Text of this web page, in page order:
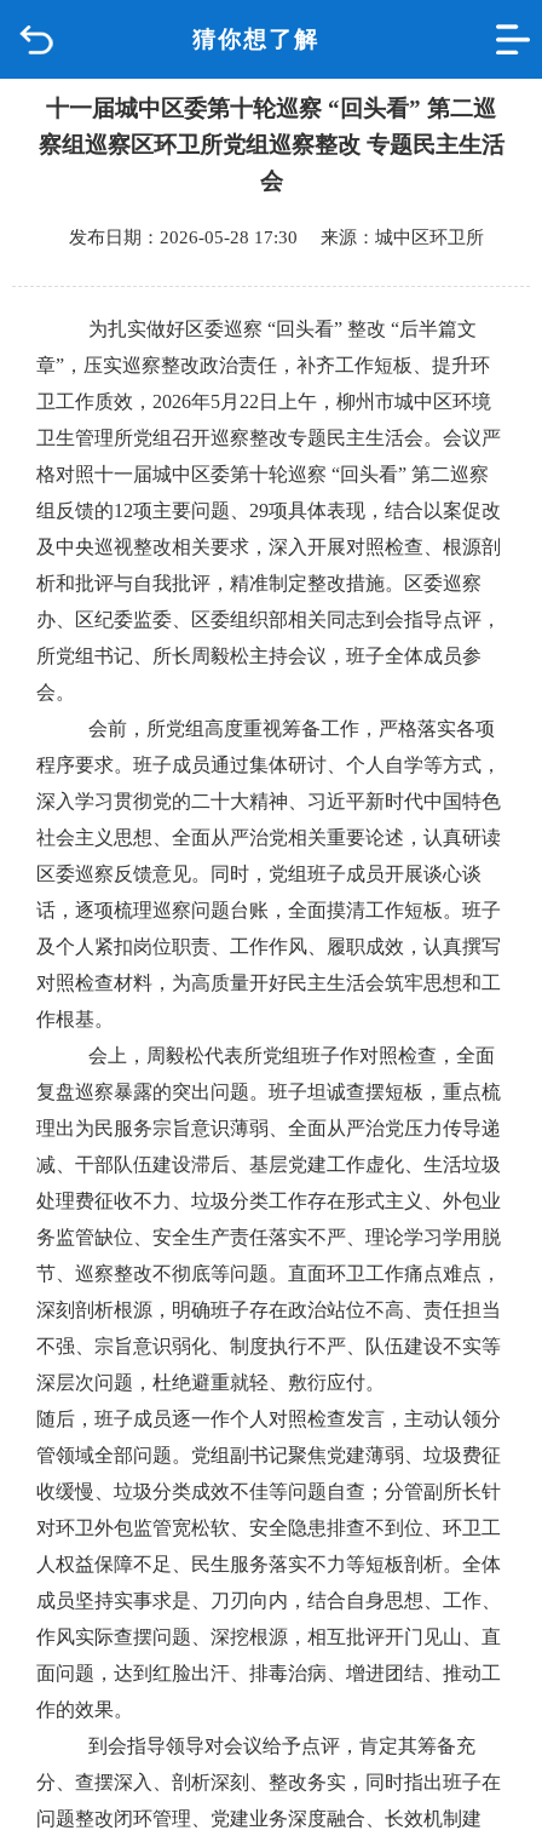
猜你想了解
品质城中
政府信息公开
互动回应
数据专题
十一届城中区委第十轮巡察 “回头看” 第二巡
察组巡察区环卫所党组巡察整改 专题民主生活
会
发布日期：2026-05-28 17:30 来源：城中区环卫所
为扎实做好区委巡察 “回头看” 整改 “后半篇文
章” ，压实巡察整改政治责任，补齐工作短板、提升环
卫工作质效， 2026年5月 22 日上午，柳州市城中区环境
卫生管理所党组召开巡察整改专题民主生活会。会议严
格对照十一届城中区委第十轮巡察 “回头看” 第二巡察
组反馈的12项主要问题、 29项具体表现，结合以案促改
及中央巡视整改相关要求，深入开展对照检查、根源剖
析和批评与自我批评，精准制定整改措施。区委巡察
办、区纪委监委、区委组织部相关同志到会指导点评，
所党组书记、所长周毅松主持会议，班子全体成员参
会。
会前，所党组高度重视筹备工作，严格落实各项
程序要求。班子成员通过集体研讨、个人自学等方式，
深入学习贯彻党的二十大精神、习近平新时代中国特色
社会主义思想、全面从严治党相关重要论述，认真研读
区委巡察反馈意见。同时，党组班子成员开展谈心谈
话，逐项梳理巡察问题台账，全面摸清工作短板。班子
及个人紧扣岗位职责、工作作风、履职成效，认真撰写
对照检查材料，为高质量开好民主生活会筑牢思想和工
作根基。
会上，周毅松代表所党组班子作对照检查，全面
复盘巡察暴露的突出问题。班子坦诚查摆短板，重点梳
理出为民服务宗旨意识薄弱、全面从严治党压力传导递
减、干部队伍建设滞后、基层党建工作虚化、生活垃圾
处理费征收不力、垃圾分类工作存在形式主义、外包业
务监管缺位、安全生产责任落实不严、理论学习学用脱
节、巡察整改不彻底等问题。直面环卫工作痛点难点，
深刻剖析根源，明确班子存在政治站位不高、责任担当
不强、宗旨意识弱化、制度执行不严、队伍建设不实等
深层次问题，杜绝避重就轻、敷衍应付。
随后，班子成员逐一作个人对照检查发言，主动认领分
管领域全部问题。党组副书记聚焦党建薄弱、垃圾费征
收缓慢、垃圾分类成效不佳等问题自查；分管副所长针
对环卫外包监管宽松软、安全隐患排查不到位、环卫工
人权益保障不足、民生服务落实不力等短板剖析。全体
成员坚持实事求是、刀刃向内，结合自身思想、工作、
作风实际查摆问题、深挖根源，相互批评开门见山、直
面问题，达到红脸出汗、排毒治病、增进团结、推动工
作的效果。
到会指导领导对会议给予点评，肯定其筹备充
分、查摆深入、剖析深刻、整改务实，同时指出班子在
问题整改闭环管理、党建业务深度融合、长效机制建